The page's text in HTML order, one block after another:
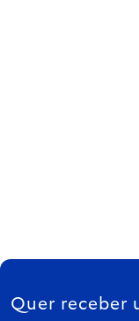
FOOTER
Quer receber